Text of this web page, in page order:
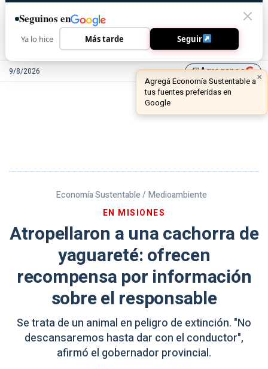
9/8/2026 library_addAgreganos
Economía Sustentable / Medioambiente
EN MISIONES
Atropellaron a una cachorra de
yaguareté: ofrecen
recompensa por información
sobre el responsable
Se trata de un animal en peligro de extinción. "No
descansaremos hasta dar con el conductor",
afirmó el gobernador provincial.
Seguinos en
Ya lo hice Más tarde Seguir